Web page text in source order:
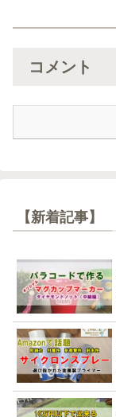
コメント
【新着記事】